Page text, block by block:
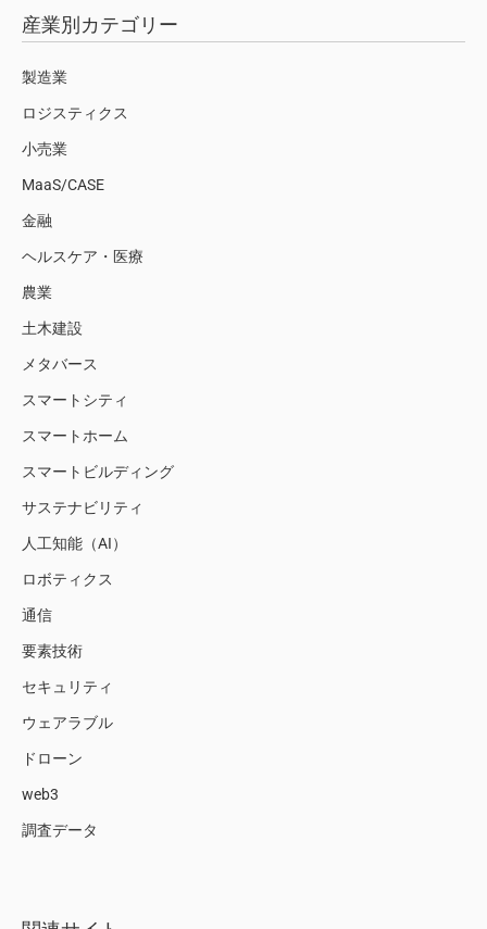
産業別カテゴリー
製造業
ロジスティクス
小売業
MaaS/CASE
金融
ヘルスケア・医療
農業
土木建設
メタバース
スマートシティ
スマートホーム
スマートビルディング
サステナビリティ
人工知能（AI）
ロボティクス
通信
要素技術
セキュリティ
ウェアラブル
ドローン
web3
調査データ